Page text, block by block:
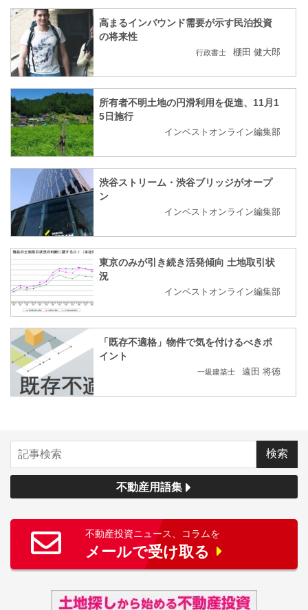
高まるインバウンド需要が示す民泊投資
の将来性
行政書士 棚田 健大郎
所有者不明土地の円滑利用を促進、11月1
5日施行
インベストオンライン編集部
渋谷ストリーム・渋谷ブリッジがオープ
ン
インベストオンライン編集部
東京のみが引き続き活発傾向 土地取引状
況
インベストオンライン編集部
「既存不適格」物件で気を付けるべきポ
イント
一級建築士 遠田 将徳
不動産用語集
不動産投資ニュース、コラムを
メールで受け取る